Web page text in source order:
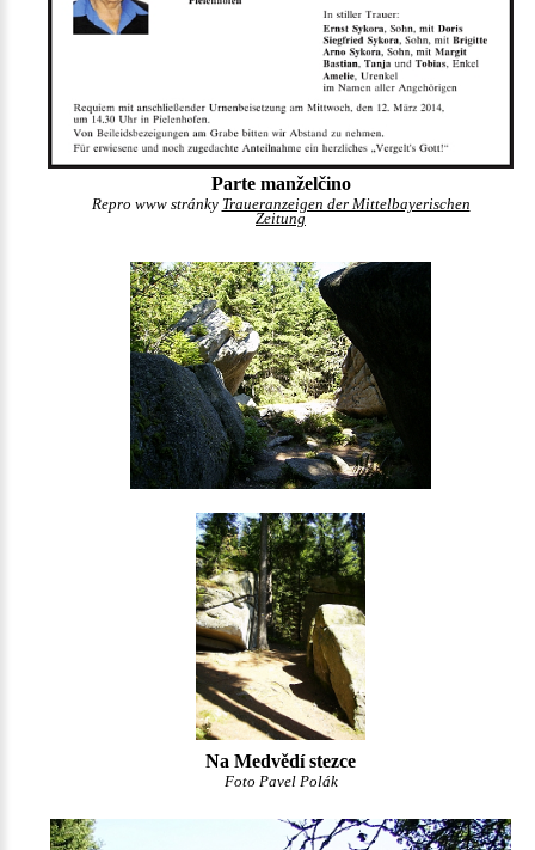
Parte manželčino
Repro www stránky Traueranzeigen der Mittelbayerischen
Zeitung
Na Medvědí stezce
Foto Pavel Polák